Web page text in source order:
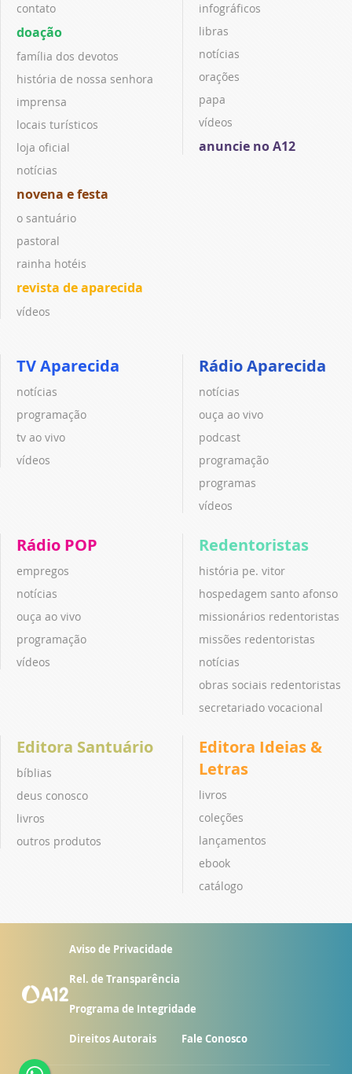
contato
doação
família dos devotos
história de nossa senhora
imprensa
locais turísticos
loja oficial
notícias
novena e festa
o santuário
pastoral
rainha hotéis
revista de aparecida
vídeos
infográficos
libras
notícias
orações
papa
vídeos
anuncie no A12
TV Aparecida
notícias
programação
tv ao vivo
vídeos
Rádio Aparecida
notícias
ouça ao vivo
podcast
programação
programas
vídeos
Rádio POP
empregos
notícias
ouça ao vivo
programação
vídeos
Redentoristas
história pe. vitor
hospedagem santo afonso
missionários redentoristas
missões redentoristas
notícias
obras sociais redentoristas
secretariado vocacional
Editora Santuário
bíblias
deus conosco
livros
outros produtos
Editora Ideias &
Letras
livros
coleções
lançamentos
ebook
catálogo
Aviso de Privacidade
Rel. de Transparência
Programa de Integridade
Direitos Autorais Fale Conosco